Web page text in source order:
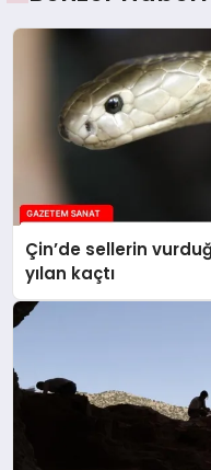
Çin’de sellerin
yılan kaçtı